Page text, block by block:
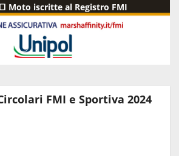
Moto iscritte al Registro FMI
FMI e Sportiva 2024